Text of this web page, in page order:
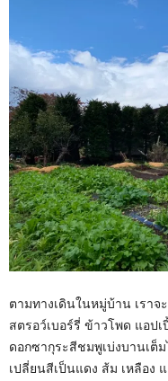
ตามทางเดินในหมู่บ้าน เราจ
สตรอว์เบอร์รี่ ข้าวโพด แอป
ดอกซากุระสีชมพูเบ่งบานเต็
เปลี่ยนสีเป็นแดง ส้ม เหลือง